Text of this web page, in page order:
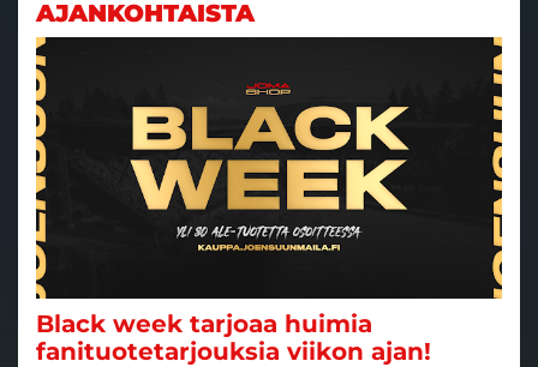
AJANKOHTAISTA
Black week tarjoaa huimia
fanituotetarjouksia viikon ajan!